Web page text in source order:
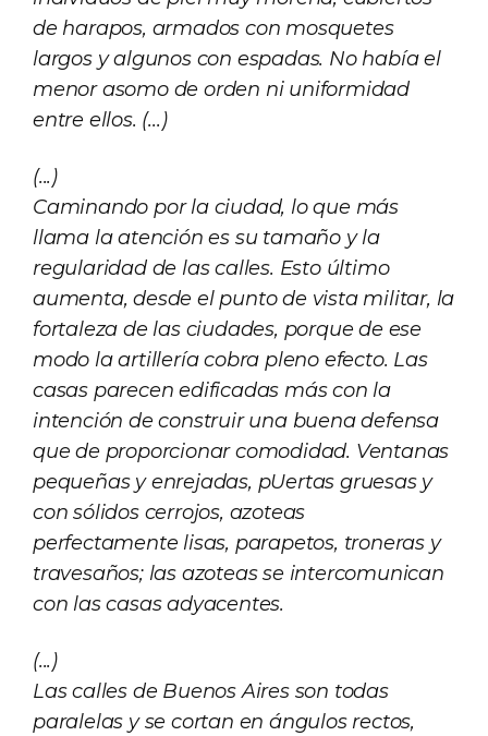
de harapos, armados con mosquetes
largos y algunos con espadas. No había el
menor asomo de orden ni uniformidad
entre ellos. (...)
(...)
Caminando por la ciudad, lo que más
llama la atención es su tamaño y la
regularidad de las calles. Esto último
aumenta, desde el punto de vista militar, la
fortaleza de las ciudades, porque de ese
modo la artillería cobra pleno efecto. Las
casas parecen edificadas más con la
intención de construir una buena defensa
que de proporcionar comodidad. Ventanas
pequeñas y enrejadas, pUertas gruesas y
con sólidos cerrojos, azoteas
perfectamente lisas, parapetos, troneras y
travesaños; las azoteas se intercomunican
con las casas adyacentes.
(...)
Las calles de Buenos Aires son todas
paralelas y se cortan en ángulos rectos,